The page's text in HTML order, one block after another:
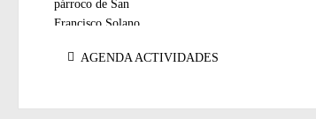
de
Entrada
AGENDA ACTIVIDADES